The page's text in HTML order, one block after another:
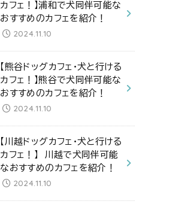
カフェ！】浦和で犬同伴可能な
おすすめのカフェを紹介！
2024.11.10
【熊谷ドッグカフェ・犬と行ける
カフェ！】熊谷で犬同伴可能な
おすすめのカフェを紹介！
2024.11.10
【川越ドッグカフェ・犬と行ける
カフェ！】 川越で犬同伴可能
なおすすめのカフェを紹介！
2024.11.10